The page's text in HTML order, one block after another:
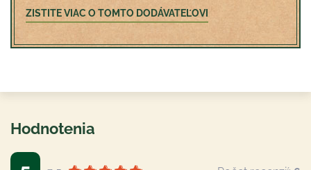
ZISTITE VIAC O TOMTO DODÁVATEĽOVI
Hodnotenia